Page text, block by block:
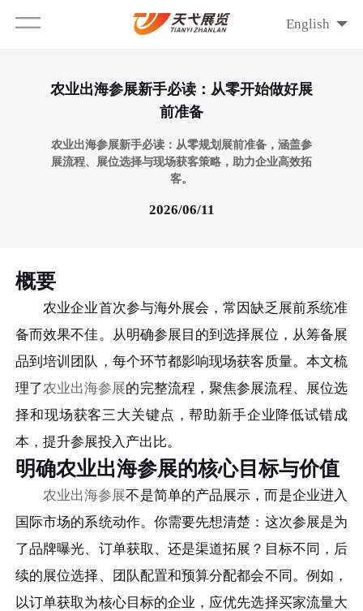
English
农业出海参展新手必读：从零开始做好展
前准备
农业出海参展新手必读：从零规划展前准备，涵盖参
展流程、展位选择与现场获客策略，助力企业高效拓
客。
2026/06/11
概要
农业企业首次参与海外展会，常因缺乏展前系统准
备而效果不佳。从明确参展目的到选择展位，从筹备展
品到培训团队，每个环节都影响现场获客质量。本文梳
理了农业出海参展的完整流程，聚焦参展流程、展位选
择和现场获客三大关键点，帮助新手企业降低试错成
本，提升参展投入产出比。
明确农业出海参展的核心目标与价值
农业出海参展不是简单的产品展示，而是企业进入
国际市场的系统动作。你需要先想清楚：这次参展是为
了品牌曝光、订单获取、还是渠道拓展？目标不同，后
续的展位选择、团队配置和预算分配都会不同。例如，
以订单获取为核心目标的企业，应优先选择买家流量大